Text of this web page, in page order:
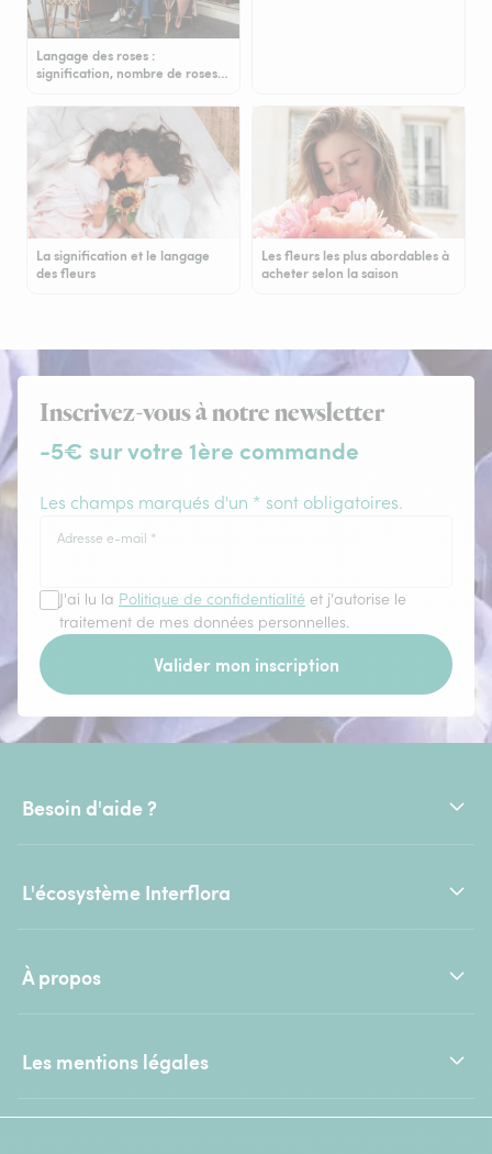
Langage des roses :
signification, nombre de roses…
La signification et le langage
des fleurs
Les fleurs les plus abordables à
acheter selon la saison
Inscrivez-vous à notre newsletter
-5€ sur votre 1ère commande
Les champs marqués d'un * sont obligatoires.
Adresse e-mail *
J'ai lu la Politique de confidentialité et j'autorise le
traitement de mes données personnelles.
Valider mon inscription
Besoin d'aide ?
L'écosystème Interflora
À propos
Les mentions légales